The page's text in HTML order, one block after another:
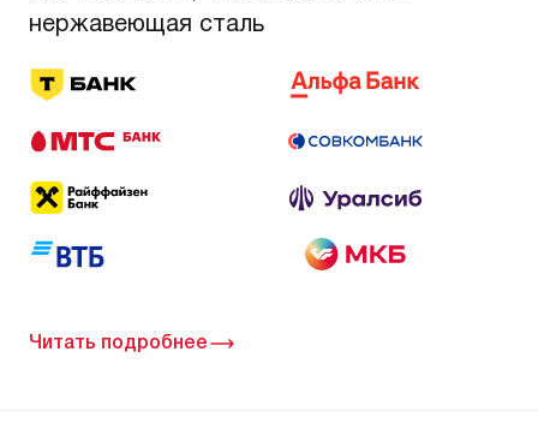
нержавеющая сталь
Читать подробнее